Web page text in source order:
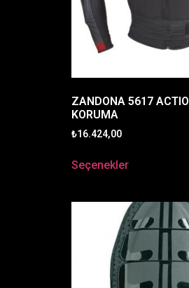
ZANDONA 5617
KORUMA
₺16.424,00
Seçenekler